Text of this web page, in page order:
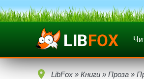
LibFox » Книги » Проза »